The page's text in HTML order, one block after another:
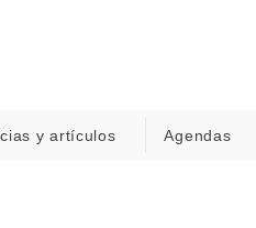
y artículos Agendas